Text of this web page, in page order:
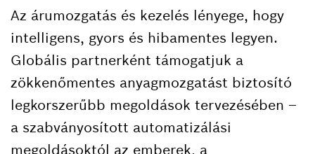
Az árumozgatás és kezelés lényege, hogy
intelligens, gyors és hibamentes legyen.
Globális partnerként támogatjuk a
zökkenőmentes anyagmozgatást biztosító
legkorszerűbb megoldások tervezésében –
a szabványosított automatizálási
megoldásoktól az emberek, a